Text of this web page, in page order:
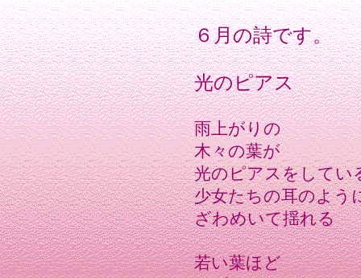
６月の詩です。
光のピアス
雨上がりの
木々の葉が
光のピアスをしてい
少女たちの耳のよう
ざわめいて揺れる
若い葉ほど